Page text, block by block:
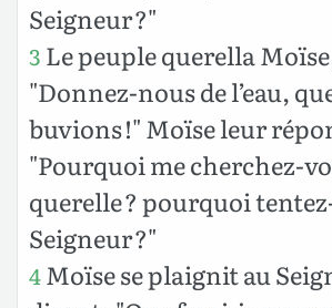
Seigneur ?"
3 Le peuple querella
"Donnez-nous de l’eau,
buvions !" Moïse leur
"Pourquoi me cherchez-
querelle ? pourquoi
Seigneur ?"
4Moïse se plaignit au